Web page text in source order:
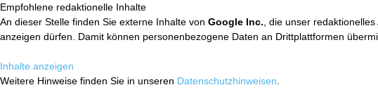
Empfohlene redaktionelle Inhalte
An dieser Stelle finden Sie externe Inhalte von Google Inc. , die unser
anzeigen dürfen. Damit können personenbezogene Daten an Drittplattformen
Inhalte anzeigen
Weitere Hinweise finden Sie in unseren Datenschutzhinweisen